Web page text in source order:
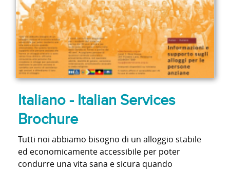
Italiano - Italian Services
Brochure
Tutti noi abbiamo bisogno di un alloggio stabile
ed economicamente accessibile per poter
condurre una vita sana e sicura quando